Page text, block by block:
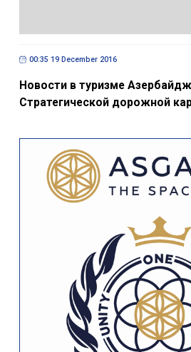
00:35 19 December 2016
Новости в туризме
Стратегической дорожной